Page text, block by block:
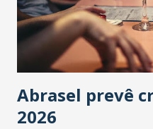
Abrasel prevê
2026